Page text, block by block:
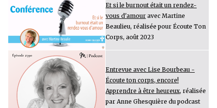
Et si le burnout était un rendez-
vous d'amour avec Martine
Beaulieu, réalisée pour Écoute Ton
Corps, août 2023
Entrevue avec Lise Bourbeau -
Écoute ton corps, encore!
Apprendre à être heureux, réalisée
par Anne Ghesquière du podcast